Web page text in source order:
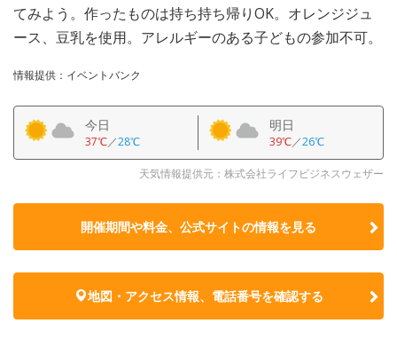
てみよう。作ったものは持ち持ち帰りOK。オレンジジュ
ース、豆乳を使用。アレルギーのある子どもの参加不可。
情報提供：イベントバンク
今日
37℃／28℃
明日
39℃／26℃
天気情報提供元：株式会社ライフビジネスウェザー
開催期間や料金、公式サイトの情報を見る
地図・アクセス情報、電話番号を確認する